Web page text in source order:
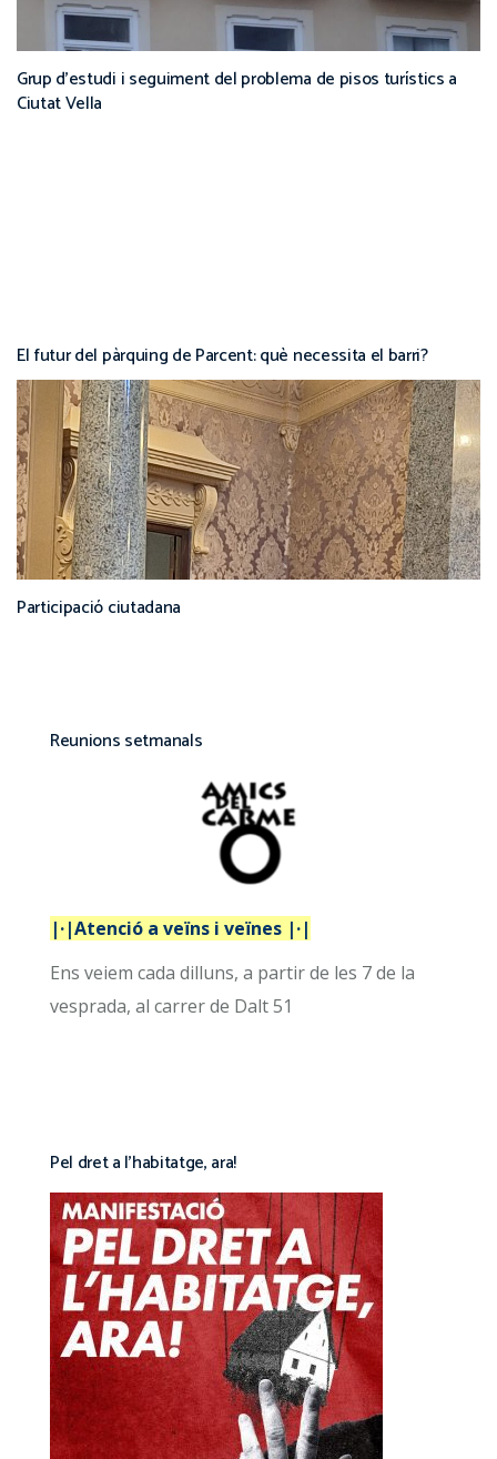
Grup d’estudi i seguiment del problema de pisos turístics a
Ciutat Vella
El futur del pàrquing de Parcent: què necessita el barri?
Participació ciutadana
Reunions setmanals
|·|Atenció a veïns i veïnes |·|
Ens veiem cada dilluns, a partir de les 7 de la
vesprada, al carrer de Dalt 51
Pel dret a l’habitatge, ara!